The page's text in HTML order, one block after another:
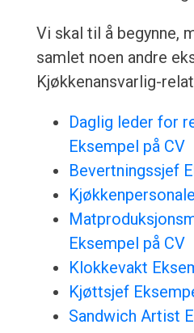
Vi skal til å begynne,
samlet noen andre
Kjøkkenansvarlig-
Daglig leder for
Eksempel på CV
Bevertningssjef
Eksempel på CV
Klokkevakt
Kjøttsjef
Sandwich Artist